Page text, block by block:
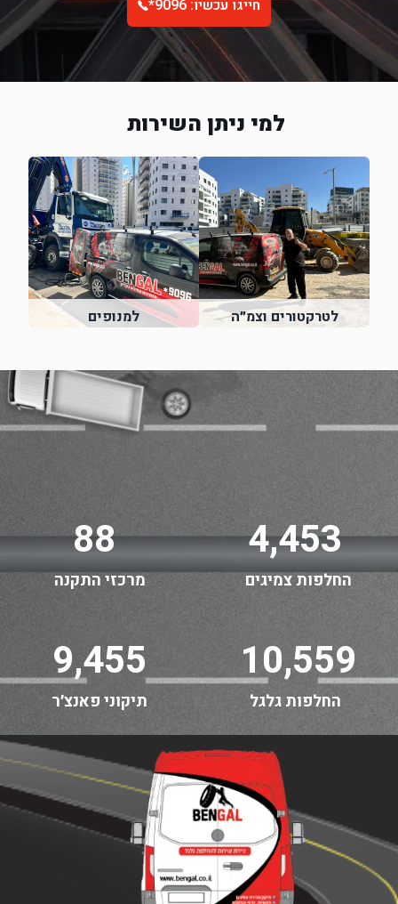
חייגו עכשיו: 9096*
למי ניתן השירות
למנופים לטרקטורים וצמ״ה
88
מרכזי התקנה
4,453
החלפות צמיגים
9,455
תיקוני פאנצ׳ר
10,559
החלפות גלגל